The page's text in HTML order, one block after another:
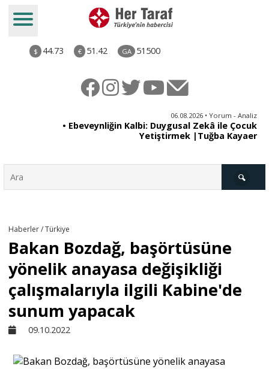
$ 44.73 € 51.42 GA 51500
06.08.2026 • Yorum - Analiz
• Ebeveynliğin Kalbi: Duygusal Zekâ ile Çocuk
Yetiştirmek |Tuğba Kayaer
Derkenar
Sivil Toplum
Haberler / Türkiye
Bakan Bozdağ, başörtüsüne
yönelik anayasa değişikliği
çalışmalarıyla ilgili Kabine'de
sunum yapacak
09.10.2022